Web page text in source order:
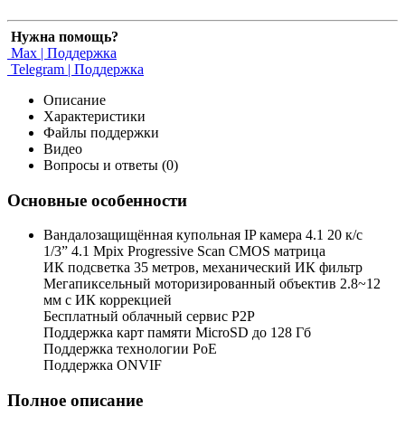
Нужна помощь?
Max | Поддержка
Telegram | Поддержка
Описание
Характеристики
Файлы поддержки
Видео
Вопросы и ответы (0)
Основные особенности
Вандалозащищённая купольная IP камера 4.1 20 к/с
1/3” 4.1 Mpix Progressive Scan CMOS матрица
ИК подсветка 35 метров, механический ИК фильтр
Мегапиксельный моторизированный объектив 2.8~12
мм c ИК коррекцией
Бесплатный облачный сервис P2P
Поддержка карт памяти MicroSD до 128 Гб
Поддержка технологии PoE
Поддержка ONVIF
Полное описание